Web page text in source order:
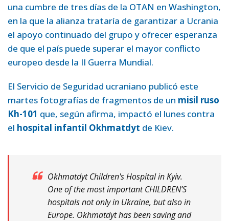
una cumbre de tres días de la OTAN en Washington,
en la que la alianza trataría de garantizar a Ucrania
el apoyo continuado del grupo y ofrecer esperanza
de que el país puede superar el mayor conflicto
europeo desde la II Guerra Mundial.
El Servicio de Seguridad ucraniano publicó este
martes fotografías de fragmentos de un misil ruso
Kh-101 que, según afirma, impactó el lunes contra
el hospital infantil Okhmatdyt de Kiev.
Okhmatdyt Children's Hospital in Kyiv.
One of the most important CHILDREN’S
hospitals not only in Ukraine, but also in
Europe. Okhmatdyt has been saving and